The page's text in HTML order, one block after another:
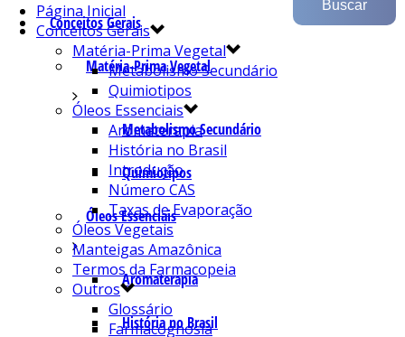
Conceitos Gerais
Matéria-Prima Vegetal
Metabolismo Secundário
Quimiotipos
Óleos Essenciais
Aromaterapia
História no Brasil
Página Inicial
Conceitos Gerais
Matéria-Prima Vegetal
Metabolismo Secundário
Quimiotipos
Óleos Essenciais
Aromaterapia
História no Brasil
Introdução
Número CAS
Taxas de Evaporação
Óleos Vegetais
Manteigas Amazônica
Termos da Farmacopeia
Outros
Glossário
Farmacognosia